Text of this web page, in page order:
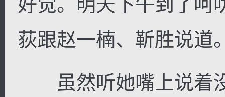
好觉。明天下午到了呵
荻跟赵一楠、靳胜说道
虽然听她嘴上说着